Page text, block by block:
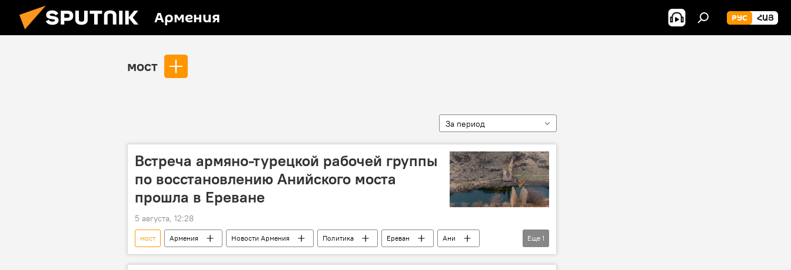
Армения РУС ՀԱՅ
мост
За период
Встреча армяно-турецкой рабочей группы
по восстановлению Анийского моста
прошла в Ереване
5 августа, 12:28
мост Армения Новости Армения Политика Ереван
Ани
Турция
Еще 1